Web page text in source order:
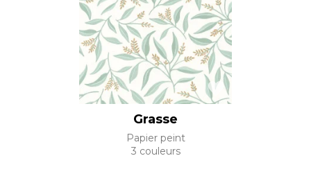
Grasse
Papier peint
3 couleurs